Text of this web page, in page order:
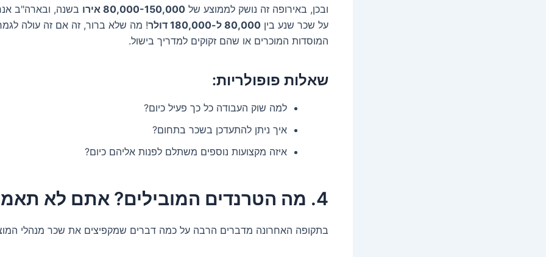
ובכן, באירופה זה נושק לממוצע של 80,000-150,000 אירו
בשנה, ובארה"ב
על שכר שנע בין 80,000 ל-180,000 דולר
! מה שלא ברור, זה אם זה עולה
המוסדות המוכרים או שהם זקוקים למדריך בישול.
שאלות פופולריות:
למה שוק העבודה כל כך פעיל כיום?
איך ניתן להתעדכן בשכר בתחום?
איזה מקצועות נוספים משתלם לפנות אליהם כיום?
4. מה הטרנדים המובילים? אתם לא תאמינו!
בתקופה האחרונה מדברים הרבה על כמה דברים שמקפיצים את שכר מנהלי